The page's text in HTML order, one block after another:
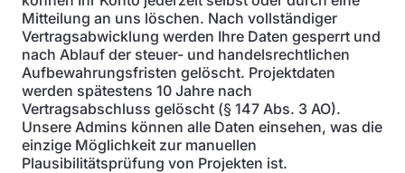
Mitteilung an uns löschen. Nach vollständiger
Vertragsabwicklung werden Ihre Daten gesperrt und
nach Ablauf der steuer- und handelsrechtlichen
Aufbewahrungsfristen gelöscht. Projektdaten
werden spätestens 10 Jahre nach
Vertragsabschluss gelöscht (§ 147 Abs. 3 AO).
Unsere Admins können alle Daten einsehen, was die
einzige Möglichkeit zur manuellen
Plausibilitätsprüfung von Projekten ist.